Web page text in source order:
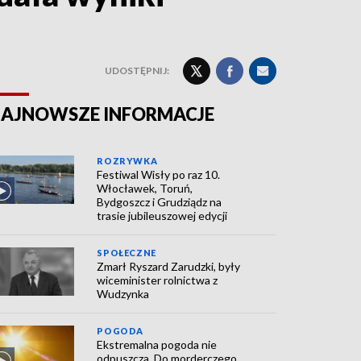
UDOSTĘPNIJ:
INFORMACJE
ROZRYWKA
Festiwal Wisły po raz 10.
Włocławek, Toruń,
Bydgoszcz i Grudziądz na
trasie jubileuszowej edycji
SPOŁECZNE
Zmarł Ryszard Zarudzki, były
wiceminister rolnictwa z
Wudzynka
POGODA
Ekstremalna pogoda nie
odpuszcza. Do morderczego